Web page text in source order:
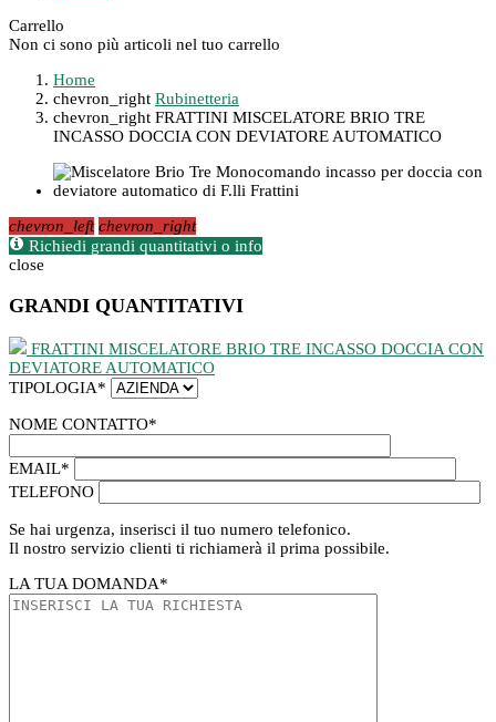
Carrello
Non ci sono più articoli nel tuo carrello
Home
chevron_right Rubinetteria
chevron_right FRATTINI MISCELATORE BRIO TRE
INCASSO DOCCIA CON DEVIATORE AUTOMATICO
chevron_left chevron_right
Richiedi grandi quantitativi o info
close
GRANDI QUANTITATIVI
FRATTINI MISCELATORE BRIO TRE INCASSO DOCCIA CON
DEVIATORE AUTOMATICO
TIPOLOGIA*
NOME CONTATTO*
EMAIL*
TELEFONO
Se hai urgenza, inserisci il tuo numero telefonico.
Il nostro servizio clienti ti richiamerà il prima possibile.
LA TUA DOMANDA*